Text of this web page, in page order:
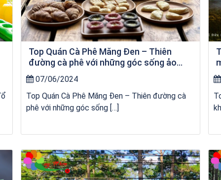
Top Quán Cà Phê Măng Đen – Thiên
đường cà phê với những góc sống ảo
“chất lừ”
07/06/2024
Top Quán Cà Phê Măng Đen – Thiên đường cà
phê với những góc sống […]
Khách sạn Xavia